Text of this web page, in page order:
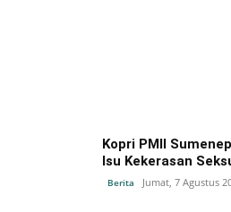
Kopri PMII
Isu Kekerasan
Berita Jumat, 7 Agustus